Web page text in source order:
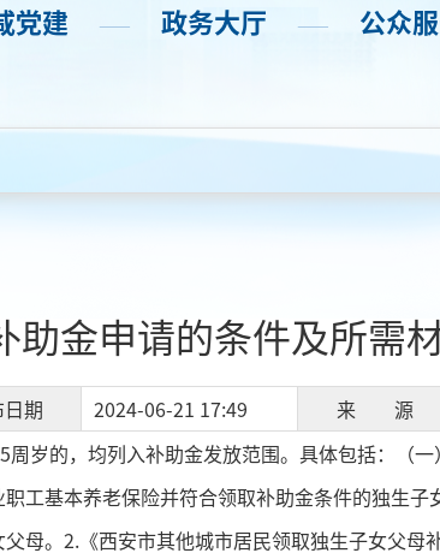
党建 —— 政务大厅 —— 公众
助金申请的条件及所需
期 2024-06-21 17:49 来 源
岁的，均列入补助金发放范围。具体包括：（
工基本养老保险并符合领取补助金条件的独生子
母。2.《西安市其他城市居民领取独生子女父母